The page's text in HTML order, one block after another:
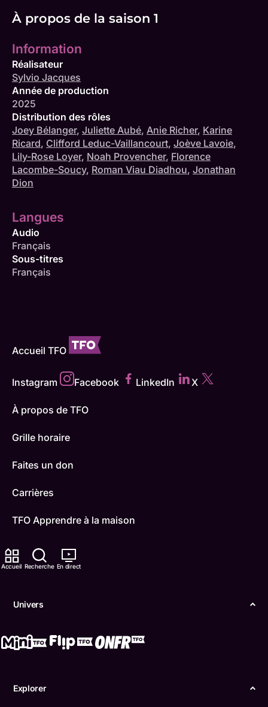
Accueil Recherche En direct
Univers
Explorer
À propos de la saison 1
Information
Réalisateur
Sylvio Jacques
Année de production
2025
Distribution des rôles
Joey Bélanger, Juliette Aubé, Anie Richer, Karine
Ricard, Clifford Leduc-Vaillancourt, Joève Lavoie,
Lily-Rose Loyer, Noah Provencher, Florence
Lacombe-Soucy, Roman Viau Diadhou, Jonathan
Dion
Langues
Audio
Français
Sous-titres
Français
Accueil TFO
Instagram Facebook LinkedIn X
À propos de TFO
Grille horaire
Faites un don
Carrières
TFO Apprendre à la maison
Comment nous capter
ONFR
Conditions d'utilisation